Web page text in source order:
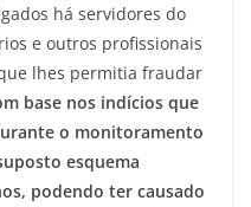
há servidores do
e outros profissionais
lhes permitia fraudar
base nos indícios que
o monitoramento
esquema
podendo ter causado